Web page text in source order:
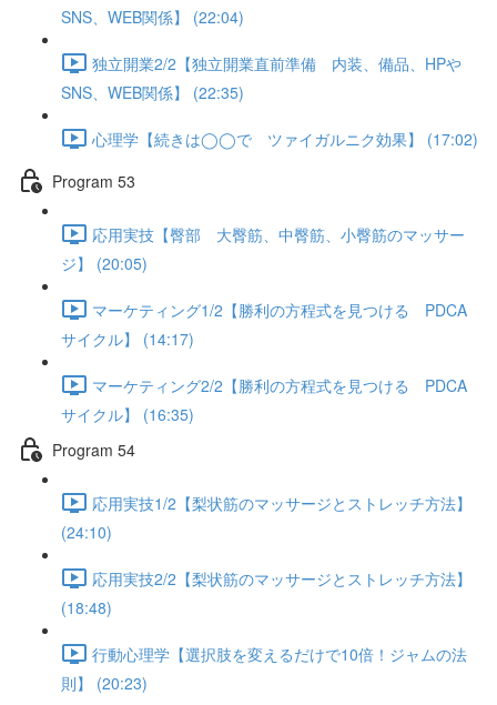
SNS、WEB関係】 (22:04)
独立開業2/2【独立開業直前準備 内装、備品、HPや
SNS、WEB関係】 (22:35)
心理学【続きは◯◯で ツァイガルニク効果】 (17:02)
Program 53
応用実技【臀部 大臀筋、中臀筋、小臀筋のマッサー
ジ】 (20:05)
マーケティング1/2【勝利の方程式を見つける PDCA
サイクル】 (14:17)
マーケティング2/2【勝利の方程式を見つける PDCA
サイクル】 (16:35)
Program 54
応用実技1/2【梨状筋のマッサージとストレッチ方法】
(24:10)
応用実技2/2【梨状筋のマッサージとストレッチ方法】
(18:48)
行動心理学【選択肢を変えるだけで10倍！ジャムの法
則】 (20:23)